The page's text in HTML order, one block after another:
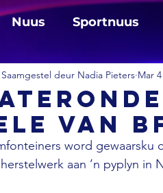
Nuus Sportnuus
van
Saamgestel deur Nadia Pieters Mar 4
word gewaarsku
aan ’n pyplyn in